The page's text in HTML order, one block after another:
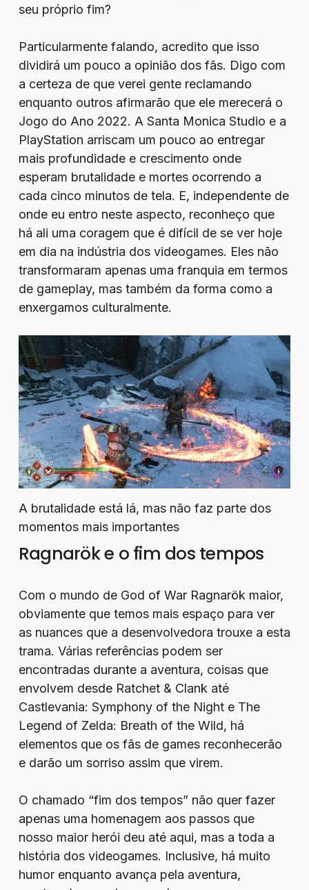
seu próprio fim?
Particularmente falando, acredito que isso
dividirá um pouco a opinião dos fãs. Digo com
a certeza de que verei gente reclamando
enquanto outros afirmarão que ele merecerá o
Jogo do Ano 2022. A Santa Monica Studio e a
PlayStation arriscam um pouco ao entregar
mais profundidade e crescimento onde
esperam brutalidade e mortes ocorrendo a
cada cinco minutos de tela. E, independente de
onde eu entro neste aspecto, reconheço que
há ali uma coragem que é difícil de se ver hoje
em dia na indústria dos videogames. Eles não
transformaram apenas uma franquia em termos
de gameplay, mas também da forma como a
enxergamos culturalmente.
A brutalidade está lá, mas não faz parte dos
momentos mais importantes
Ragnarök e o fim dos tempos
Com o mundo de God of War Ragnarök maior,
obviamente que temos mais espaço para ver
as nuances que a desenvolvedora trouxe a esta
trama. Várias referências podem ser
encontradas durante a aventura, coisas que
envolvem desde Ratchet & Clank até
Castlevania: Symphony of the Night e The
Legend of Zelda: Breath of the Wild, há
elementos que os fãs de games reconhecerão
e darão um sorriso assim que virem.
O chamado “fim dos tempos” não quer fazer
apenas uma homenagem aos passos que
nosso maior herói deu até aqui, mas a toda a
história dos videogames. Inclusive, há muito
humor enquanto avança pela aventura,